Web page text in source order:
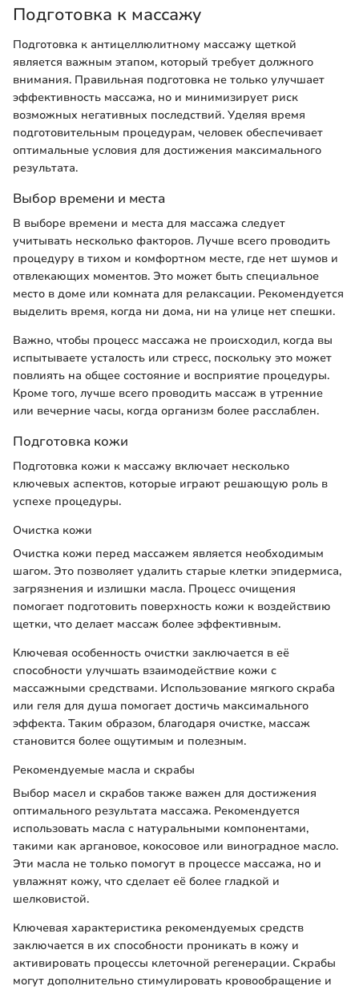
Подготовка к массажу
Подготовка к антицеллюлитному массажу щеткой
является важным этапом, который требует должного
внимания. Правильная подготовка не только улучшает
эффективность массажа, но и минимизирует риск
возможных негативных последствий. Уделяя время
подготовительным процедурам, человек обеспечивает
оптимальные условия для достижения максимального
результата.
Выбор времени и места
В выборе времени и места для массажа следует
учитывать несколько факторов. Лучше всего проводить
процедуру в тихом и комфортном месте, где нет шумов и
отвлекающих моментов. Это может быть специальное
место в доме или комната для релаксации. Рекомендуется
выделить время, когда ни дома, ни на улице нет спешки.
Важно, чтобы процесс массажа не происходил, когда вы
испытываете усталость или стресс, поскольку это может
повлиять на общее состояние и восприятие процедуры.
Кроме того, лучше всего проводить массаж в утренние
или вечерние часы, когда организм более расслаблен.
Подготовка кожи
Подготовка кожи к массажу включает несколько
ключевых аспектов, которые играют решающую роль в
успехе процедуры.
Очистка кожи
Очистка кожи перед массажем является необходимым
шагом. Это позволяет удалить старые клетки эпидермиса,
загрязнения и излишки масла. Процесс очищения
помогает подготовить поверхность кожи к воздействию
щетки, что делает массаж более эффективным.
Ключевая особенность очистки заключается в её
способности улучшать взаимодействие кожи с
массажными средствами. Использование мягкого скраба
или геля для душа помогает достичь максимального
эффекта. Таким образом, благодаря очистке, массаж
становится более ощутимым и полезным.
Рекомендуемые масла и скрабы
Выбор масел и скрабов также важен для достижения
оптимального результата массажа. Рекомендуется
использовать масла с натуральными компонентами,
такими как аргановое, кокосовое или виноградное масло.
Эти масла не только помогут в процессе массажа, но и
увлажнят кожу, что сделает её более гладкой и
шелковистой.
Ключевая характеристика рекомендуемых средств
заключается в их способности проникать в кожу и
активировать процессы клеточной регенерации. Скрабы
могут дополнительно стимулировать кровообращение и